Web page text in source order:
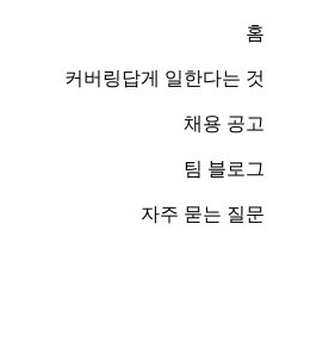
홈
커버링답게 일한다는 것
채용 공고
팀 블로그
자주 묻는 질문